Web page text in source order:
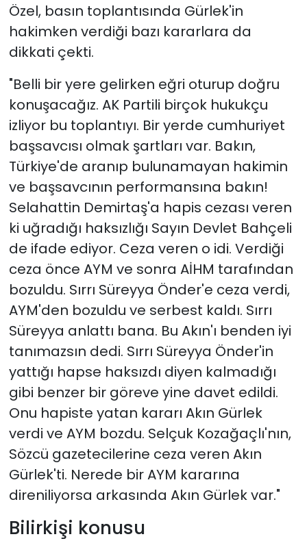
Özel, basın toplantısında Gürlek'in
hakimken verdiği bazı kararlara da
dikkati çekti.
"Belli bir yere gelirken eğri oturup doğru
konuşacağız. AK Partili birçok hukukçu
izliyor bu toplantıyı. Bir yerde cumhuriyet
başsavcısı olmak şartları var. Bakın,
Türkiye'de aranıp bulunamayan hakimin
ve başsavcının performansına bakın!
Selahattin Demirtaş'a hapis cezası veren
ki uğradığı haksızlığı Sayın Devlet Bahçeli
de ifade ediyor. Ceza veren o idi. Verdiği
ceza önce AYM ve sonra AİHM tarafından
bozuldu. Sırrı Süreyya Önder'e ceza verdi,
AYM'den bozuldu ve serbest kaldı. Sırrı
Süreyya anlattı bana. Bu Akın'ı benden iyi
tanımazsın dedi. Sırrı Süreyya Önder'in
yattığı hapse haksızdı diyen kalmadığı
gibi benzer bir göreve yine davet edildi.
Onu hapiste yatan kararı Akın Gürlek
verdi ve AYM bozdu. Selçuk Kozağaçlı'nın,
Sözcü gazetecilerine ceza veren Akın
Gürlek'ti. Nerede bir AYM kararına
direniliyorsa arkasında Akın Gürlek var."
Bilirkişi konusu